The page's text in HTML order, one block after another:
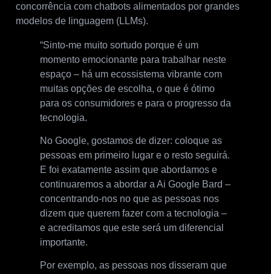
concorrência com chatbots alimentados por grandes
modelos de linguagem (LLMs).
“Sinto-me muito sortudo porque é um
momento emocionante para trabalhar neste
espaço – há um ecossistema vibrante com
muitas opções de escolha, o que é ótimo
para os consumidores e para o progresso da
tecnologia.
No Google, gostamos de dizer: coloque as
pessoas em primeiro lugar e o resto seguirá.
E foi exatamente assim que abordamos e
continuaremos a abordar a Ai Google Bard –
concentrando-nos no que as pessoas nos
dizem que querem fazer com a tecnologia –
e acreditamos que este será um diferencial
importante.
Por exemplo, as pessoas nos disseram que